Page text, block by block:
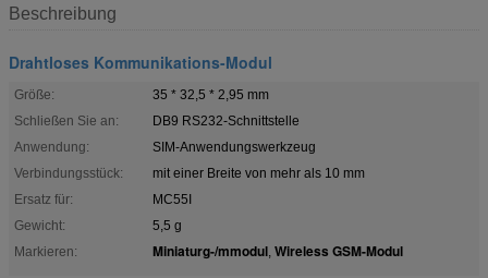
Beschreibung
Drahtloses Kommunikations-Modul
Größe:
35 * 32,5 * 2,95 mm
Schließen Sie an:
DB9 RS232-Schnittstelle
Anwendung:
SIM-Anwendungswerkzeug
Verbindungsstück:
mit einer Breite von mehr als 10 mm
Ersatz für:
MC55I
Gewicht:
5,5 g
Markieren:
Miniaturg-/mmodul, Wireless GSM-Modul